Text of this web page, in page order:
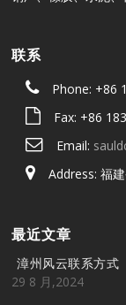
联系
Phone: +86
Fax: +86
Email:
Address: 福
最近文章
漳州风云联系方式
29 8 月,2024